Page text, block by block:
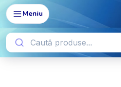
Meniu